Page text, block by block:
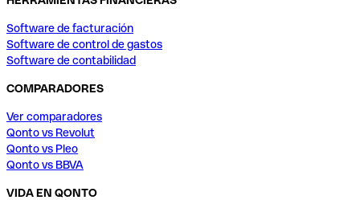
Software de facturación
Software de control de gastos
Software de contabilidad
COMPARADORES
Ver comparadores
Qonto vs Revolut
Qonto vs Pleo
Qonto vs BBVA
VIDA EN QONTO